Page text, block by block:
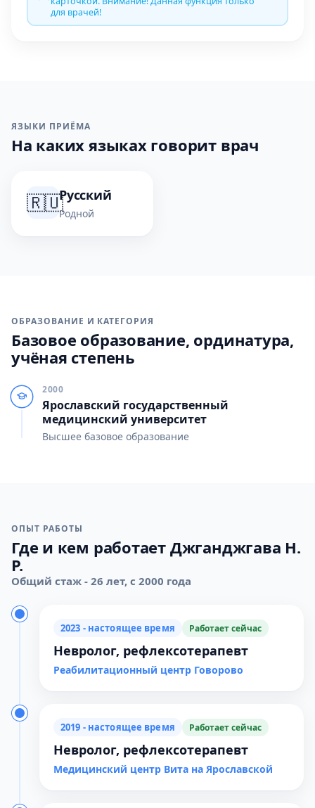
для врачей!
ЯЗЫКИ ПРИЁМА
На каких языках говорит врач
🇷🇺Русский
Родной
ОБРАЗОВАНИЕ И КАТЕГОРИЯ
Базовое образование, ординатура,
учёная степень
2000
Ярославский государственный
медицинский университет
Высшее базовое образование
ОПЫТ РАБОТЫ
Где и кем работает Джганджгава Н.
Р.
Общий стаж - 26 лет, с 2000 года
2023 - настоящее время Работает сейчас
Невролог, рефлексотерапевт
Реабилитационный центр Говорово
2019 - настоящее время Работает сейчас
Невролог, рефлексотерапевт
Медицинский центр Вита на Ярославской